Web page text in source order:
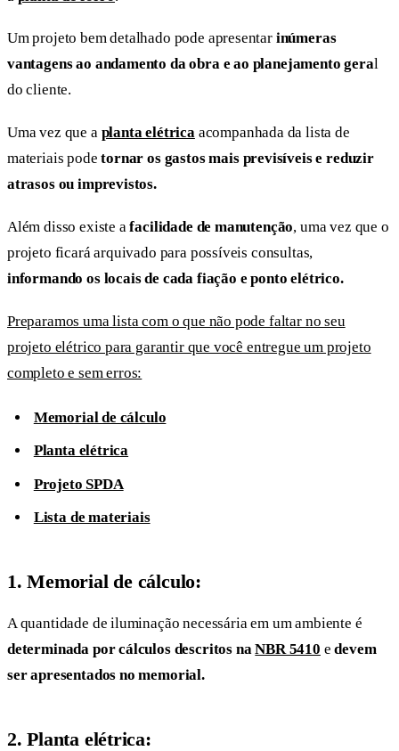
Um projeto bem detalhado pode apresentarinúmeras
vantagens ao andamento da obra e ao planejamento geral
do cliente.
Uma vez que a planta elétricaacompanhada da lista de
materiais podetornar os gastos mais previsíveis e reduzir
atrasos ou imprevistos.
Além disso existe afacilidade de manutenção, uma vez que o
projeto ficará arquivado para possíveis consultas,
informando os locais de cada fiação e ponto elétrico.
Preparamos uma lista com o que não pode faltar no seu
projeto elétrico para garantir que você entregue um projeto
completo e sem erros:
Memorial de cálculo
Planta elétrica
Projeto SPDA
Lista de materiais
1. Memorial de cálculo:
A quantidade de iluminação necessária em um ambiente é
determinada por cálculos descritos naNBR 5410 edevem
ser apresentados no memorial.
2. Planta elétrica: